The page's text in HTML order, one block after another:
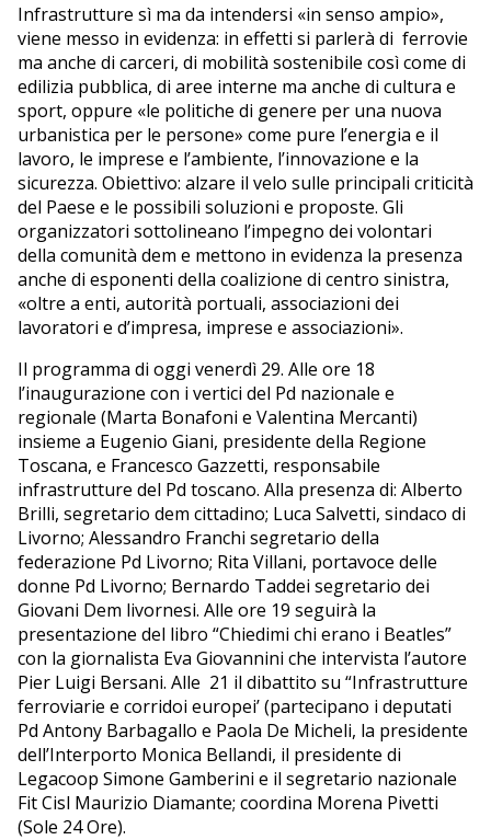
Infrastrutture sì ma da intendersi «in senso ampio»,
viene messo in evidenza: in effetti si parlerà di ferrovie
ma anche di carceri, di mobilità sostenibile così come di
edilizia pubblica, di aree interne ma anche di cultura e
sport, oppure «le politiche di genere per una nuova
urbanistica per le persone» come pure l’energia e il
lavoro, le imprese e l’ambiente, l’innovazione e la
sicurezza. Obiettivo: alzare il velo sulle principali criticità
del Paese e le possibili soluzioni e proposte. Gli
organizzatori sottolineano l’impegno dei volontari
della comunità dem e mettono in evidenza la presenza
anche di esponenti della coalizione di centro sinistra,
«oltre a enti, autorità portuali, associazioni dei
lavoratori e d’impresa, imprese e associazioni».
Il programma di oggi venerdì 29. Alle ore 18
l’inaugurazione con i vertici del Pd nazionale e
regionale (Marta Bonafoni e Valentina Mercanti)
insieme a Eugenio Giani, presidente della Regione
Toscana, e Francesco Gazzetti, responsabile
infrastrutture del Pd toscano. Alla presenza di: Alberto
Brilli, segretario dem cittadino; Luca Salvetti, sindaco di
Livorno; Alessandro Franchi segretario della
federazione Pd Livorno; Rita Villani, portavoce delle
donne Pd Livorno; Bernardo Taddei segretario dei
Giovani Dem livornesi. Alle ore 19 seguirà la
presentazione del libro “Chiedimi chi erano i Beatles”
con la giornalista Eva Giovannini che intervista l’autore
Pier Luigi Bersani. Alle 21 il dibattito su “Infrastrutture
ferroviarie e corridoi europei’ (partecipano i deputati
Pd Antony Barbagallo e Paola De Micheli, la presidente
dell’Interporto Monica Bellandi, il presidente di
Legacoop Simone Gamberini e il segretario nazionale
Fit Cisl Maurizio Diamante; coordina Morena Pivetti
(Sole 24 Ore).